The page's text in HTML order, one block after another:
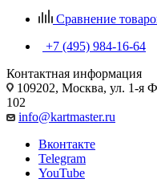
Сравнение
+7 (495) 984-16-64
Контактная информация
109202, Москва, ул. 1-я
102
info@kartmaster.ru
Вконтакте
Telegram
YouTube